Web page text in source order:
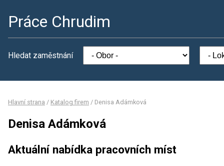
Práce Chrudim
Hledat zaměstnání
Hlavní strana / Katalog firem / Denisa Adámková
Denisa Adámková
Aktuální nabídka pracovních míst